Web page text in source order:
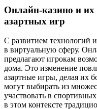
Онлайн-казино и их
азартных игр
С развитием технологий
в виртуальную сферу.
предлагают игрокам
дома. Это изменение
азартные игры, делая их
могут выбирать из
участвовать в
в этом контексте